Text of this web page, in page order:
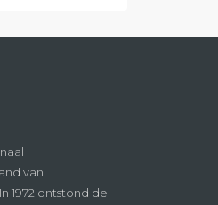
van
1972 ontstond de